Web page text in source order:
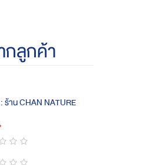
กลูกค้า
ร้าน CHAN NATURE